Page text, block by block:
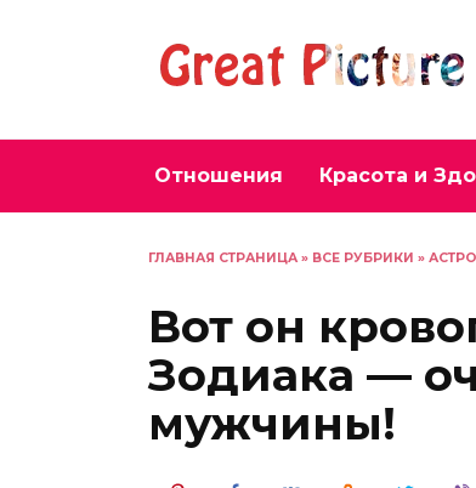
Отношения Красота и
ГЛАВНАЯ СТРАНИЦА » ВСЕ РУБРИКИ »
Вот он
Зодиака —
мужчины!